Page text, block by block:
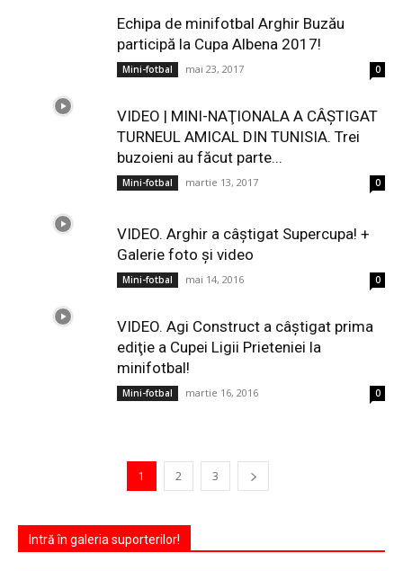
Echipa de minifotbal Arghir Buzău
participă la Cupa Albena 2017!
Mini-fotbal mai 23, 2017 0
VIDEO | MINI-NAŢIONALA A CÂŞTIGAT
TURNEUL AMICAL DIN TUNISIA. Trei
buzoieni au făcut parte...
Mini-fotbal martie 13, 2017 0
VIDEO. Arghir a câştigat Supercupa! +
Galerie foto şi video
Mini-fotbal mai 14, 2016 0
VIDEO. Agi Construct a câştigat prima
ediţie a Cupei Ligii Prieteniei la
minifotbal!
Mini-fotbal martie 16, 2016 0
1 2 3
Intră în galeria suporterilor!